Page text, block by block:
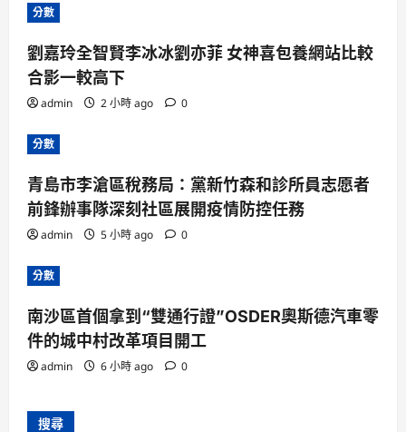
分數
劉嘉玲全智賢李冰冰劉亦菲 女神喜包養網站比較
合影一較高下
admin 2 小時 ago 0
分數
青島市李滄區稅務局：黨新竹森和診所員志愿者
前鋒辦事隊深刻社區展開疫情防控任務
admin 5 小時 ago 0
分數
南沙區首個拿到“雙通行證”OSDER奧斯德汽車零
件的城中村改革項目開工
admin 6 小時 ago 0
搜尋